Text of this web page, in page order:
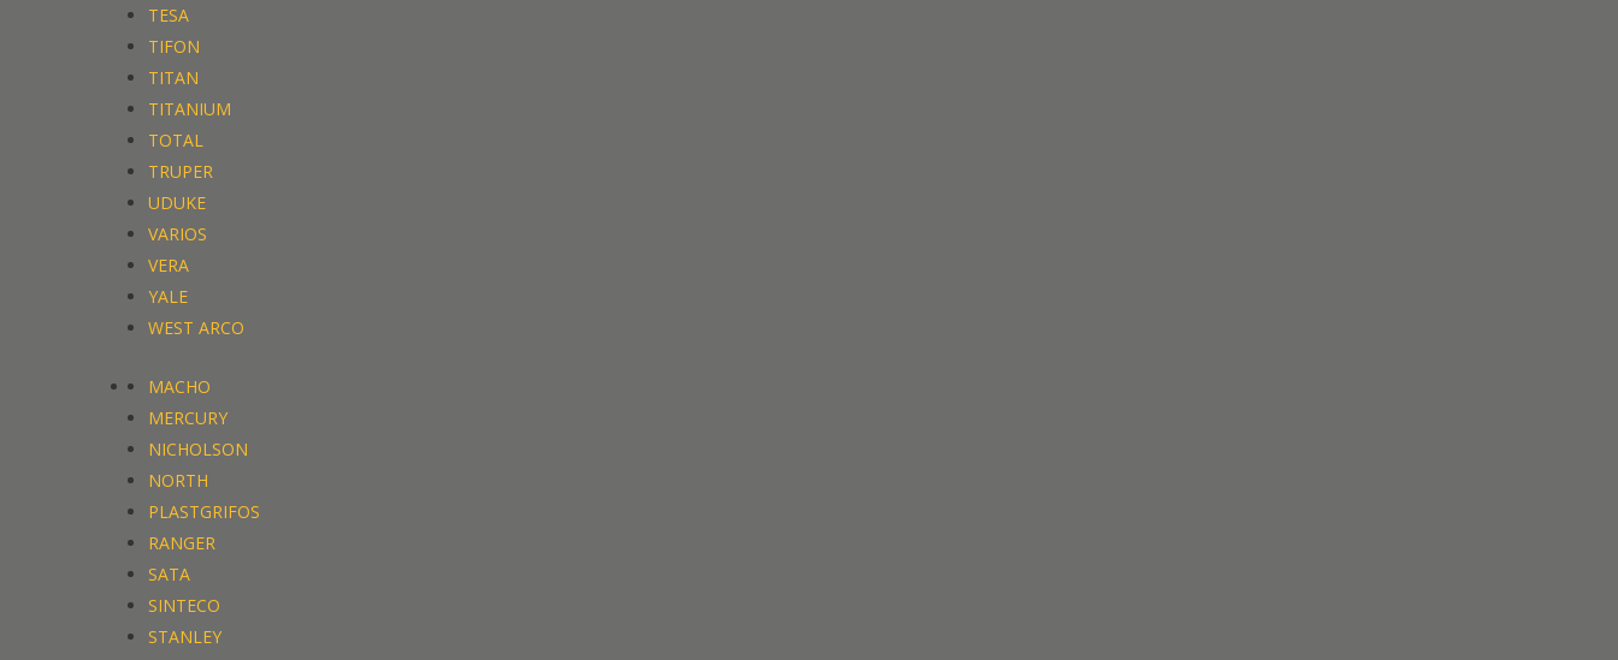
TESA
TIFON
TITAN
TITANIUM
TOTAL
TRUPER
UDUKE
VARIOS
VERA
YALE
WEST ARCO
MACHO
MERCURY
NICHOLSON
NORTH
PLASTGRIFOS
RANGER
SATA
SINTECO
STANLEY